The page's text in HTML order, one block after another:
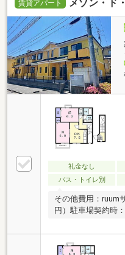
賃貸アパート メゾン・ド
礼金なし
バス・トイレ別
その他費用：ruum
円）駐車場契約時